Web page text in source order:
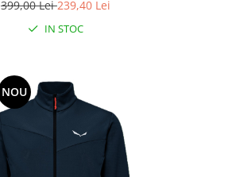
399,00 Lei239,40 Lei
IN STOC
NOU